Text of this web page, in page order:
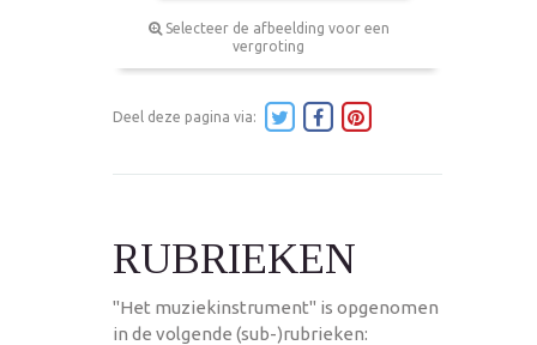
Selecteer de afbeelding voor een
vergroting
Deel deze pagina via:
RUBRIEKEN
"Het muziekinstrument" is opgenomen
in de volgende (sub-)rubrieken: